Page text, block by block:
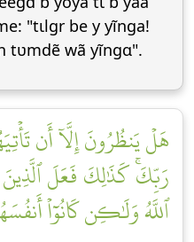
"tɩlgr be y yĩnga!
tʋmdẽ wã yĩngɑ".
هَلۡ يَنظُرُونَ إِلَّآ أَن
رَبِّكَۚ كَذَٰلِكَ فَعَلَ
ٱللَّهُ وَلَٰكِن كَانُوٓاْ